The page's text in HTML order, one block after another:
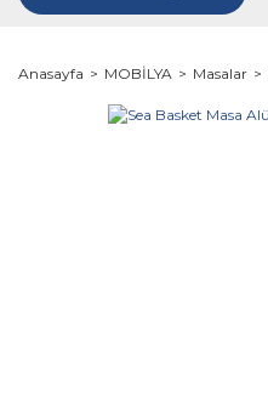
Anasayfa MOBİLYA Masalar